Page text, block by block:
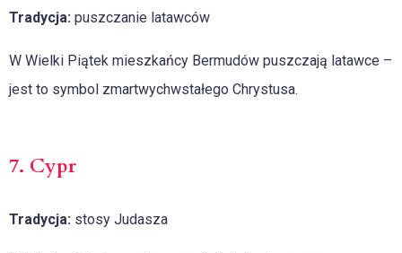
Tradycja: puszczanie latawców
W Wielki Piątek mieszkańcy Bermudów puszczają latawce –
jest to symbol zmartwychwstałego Chrystusa.
7. Cypr
Tradycja: stosy Judasza